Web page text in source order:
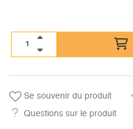
Se souvenir du produit
Questions sur le produit